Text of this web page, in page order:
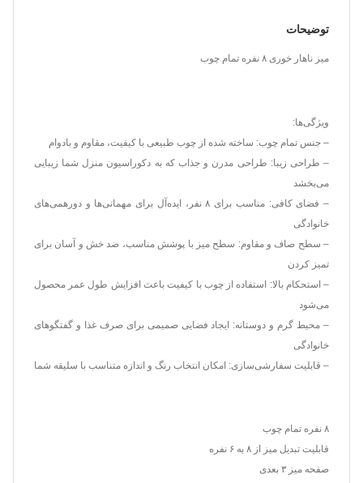
توضیحات
میز ناهار خوری ۸ نفره تمام چوب
ویژگی‌ها:
– جنس تمام چوب: ساخته شده از چوب طبیعی با کیفیت، مقاوم و بادوام
– طراحی زیبا: طراحی مدرن و جذاب که به دکوراسیون منزل شما زیبایی
می‌بخشد
– فضای کافی: مناسب برای ۸ نفر، ایده‌آل برای مهمانی‌ها و دورهمی‌های
خانوادگی
– سطح صاف و مقاوم: سطح میز با پوشش مناسب، ضد خش و آسان برای
تمیز کردن
– استحکام بالا: استفاده از چوب با کیفیت باعث افزایش طول عمر محصول
می‌شود
– محیط گرم و دوستانه: ایجاد فضایی صمیمی برای صرف غذا و گفتگوهای
خانوادگی
– قابلیت سفارشی‌سازی: امکان انتخاب رنگ و اندازه متناسب با سلیقه شما
۸ نفره تمام چوب
قابلیت تبدیل میز از ۸ به ۶ نفره
صفحه میز ۳ بعدی